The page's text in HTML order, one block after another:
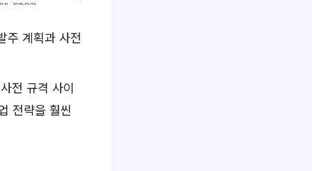
주 계획과 사전
전 규격 사이
전략을 훨씬